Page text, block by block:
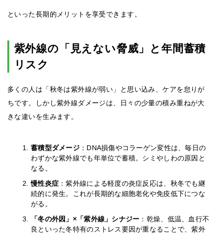
といった長期的メリットを享受できます。
紫外線の「見えない脅威」と年間蓄積
リスク
多くの人は「秋冬は紫外線が弱い」と思い込み、ケアを怠りが
ちです。しかし紫外線ダメージは、日々の少量の積み重ねが大
きな違いを生みます。
蓄積型ダメージ：DNA損傷やコラーゲン変性は、毎日の
わずかな紫外線でも年単位で蓄積。シミやしわの原因と
なる。
慢性炎症 ：紫外線による軽度の炎症反応は、秋冬でも継
続的に発生。これが長期的な細胞老化や免疫低下につな
がる。
「冬の外因」×「紫外線」シナジー ：乾燥、低温、血行不
良といった冬特有のストレス要因が重なることで、紫外